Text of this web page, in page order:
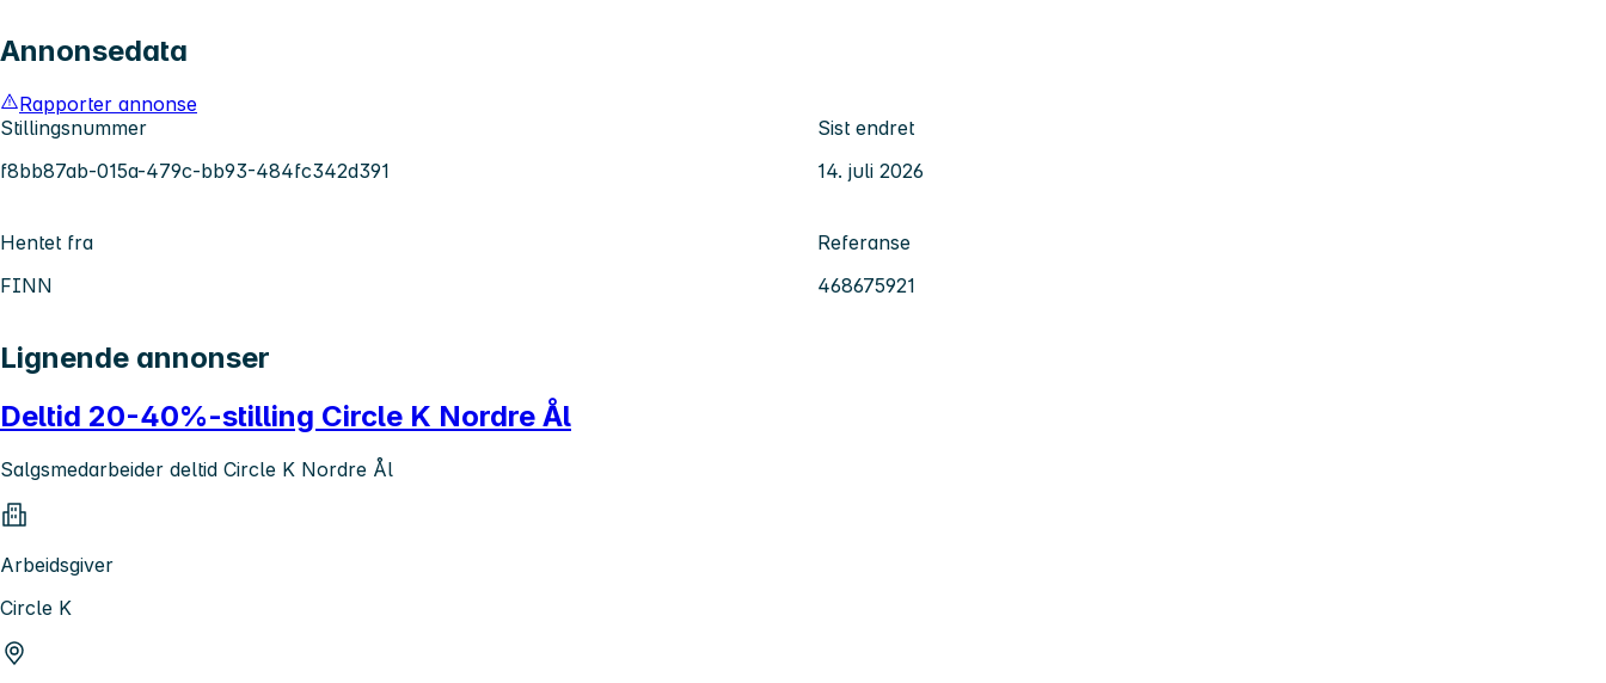
Annonsedata
Rapporter annonse
Stillingsnummer
f8bb87ab-015a-479c-bb93-484fc342d391
Sist endret
14. juli 2026
Hentet fra
FINN
Referanse
468675921
Lignende annonser
Deltid 20-40%-stilling Circle K Nordre Ål
Salgsmedarbeider deltid Circle K Nordre Ål
Arbeidsgiver
Circle K